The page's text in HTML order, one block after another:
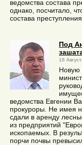
ведомства состава
однако, посчитало,
состава
Под
16
Новую
ведомства Евгении
прокуроры. Не имея
сдали в аренду
из предприятий
ископаемых. В
порчи почвы